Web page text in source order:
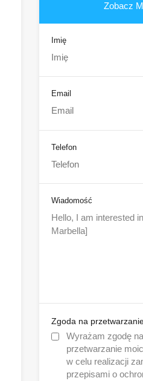
Zobacz
Imię
Email
Telefon
Wiadomość
Zgoda na
Wyrażam zgodę
przetwarzanie
w celu realizacji
przepisami o